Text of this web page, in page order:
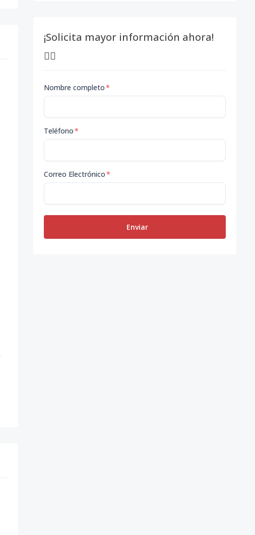
¡Solicita mayor información ahora!
👇🏽
Nombre completo*
Teléfono*
Correo Electrónico*
Enviar